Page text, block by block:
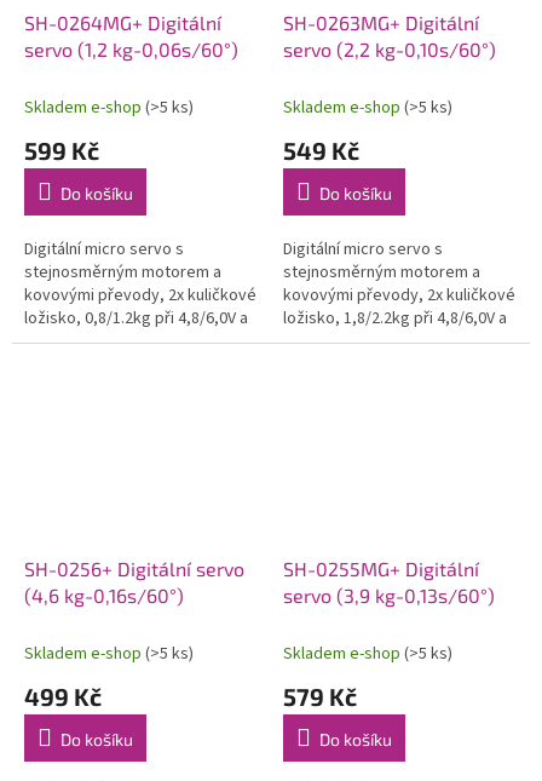
SH-0264MG+ Digitální
servo (1,2 kg-0,06s/60°)
Skladem e-shop (>5 ks)
599 Kč
Do košíku
Digitální micro servo s
stejnosměrným motorem a
kovovými převody, 2x kuličkové
ložisko, 0,8/1.2kg při 4,8/6,0V a
0,08/0,06s na 4,8/6,0V, váha
SH-0263MG+ Digitální
servo (2,2 kg-0,10s/60°)
Skladem e-shop (>5 ks)
549 Kč
Do košíku
Digitální micro servo s
stejnosměrným motorem a
kovovými převody, 2x kuličkové
ložisko, 1,8/2.2kg při 4,8/6,0V a
0,13/0,10s na 4,8/6,0V, váha
SH-0256+ Digitální servo
(4,6 kg-0,16s/60°)
Skladem e-shop (>5 ks)
499 Kč
Do košíku
SH-0255MG+ Digitální
servo (3,9 kg-0,13s/60°)
Skladem e-shop (>5 ks)
579 Kč
Do košíku